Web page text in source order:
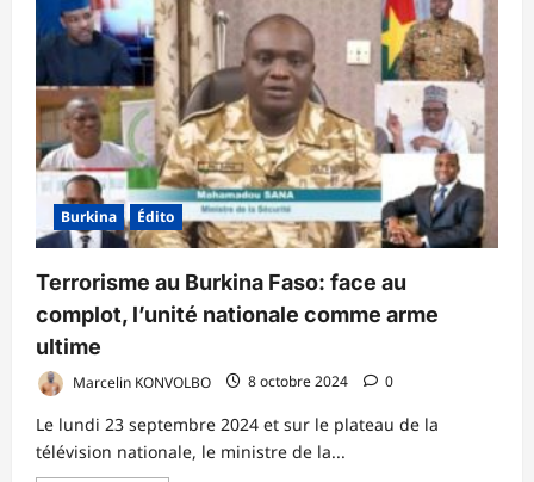
Edito/France-
Afrique
:
entre
ingratitude
et
malentendus
persistants
Burkina Édito
Terrorisme au Burkina Faso: face au
complot, l’unité nationale comme arme
ultime
Marcelin KONVOLBO 8 octobre 2024 0
Le lundi 23 septembre 2024 et sur le plateau de la
télévision nationale, le ministre de la...